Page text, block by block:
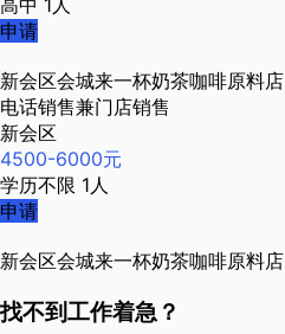
申请
新会区会城来一杯奶茶咖啡原料店
电话销售兼门店销售
新会区
4500-6000元
学历不限 1人
申请
新会区会城来一杯奶茶咖啡原料店
找不到工作着急？